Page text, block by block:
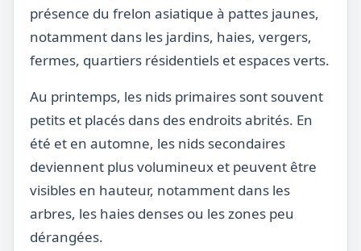
présence du frelon asiatique à pattes jaunes,
notamment dans les jardins, haies, vergers,
fermes, quartiers résidentiels et espaces verts.
Au printemps, les nids primaires sont souvent
petits et placés dans des endroits abrités. En
été et en automne, les nids secondaires
deviennent plus volumineux et peuvent être
visibles en hauteur, notamment dans les
arbres, les haies denses ou les zones peu
dérangées.